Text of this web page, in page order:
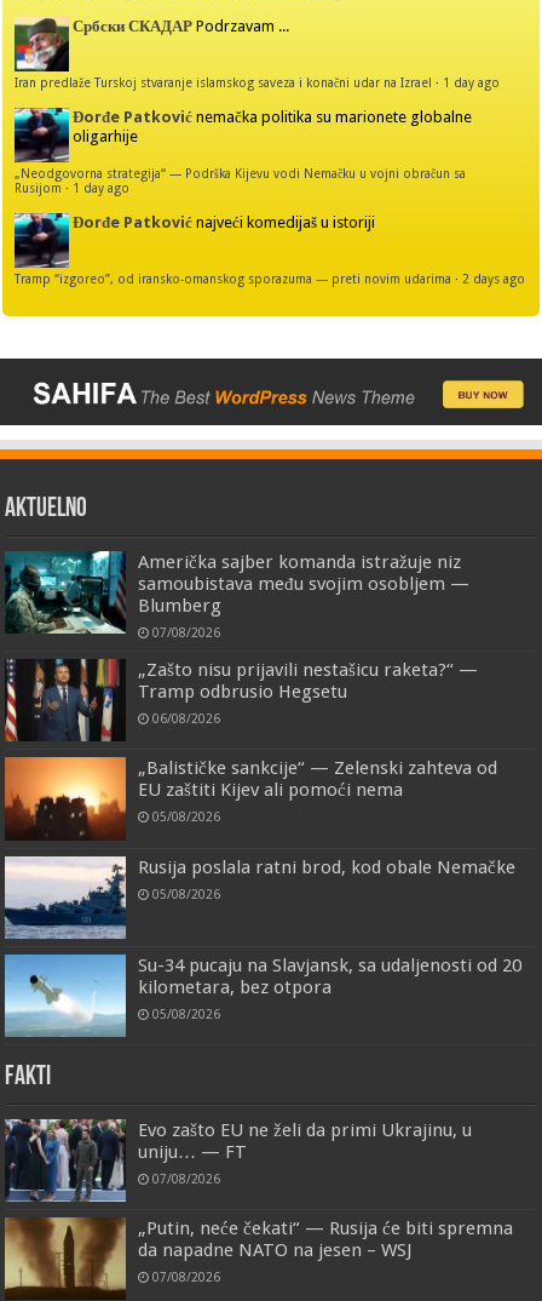
Србски СКАДАР Podrzavam ...
Iran predlaže Turskoj stvaranje islamskog saveza i konačni udar na Izrael · 1 day ago
Đorđe Patković nemačka politika su marionete globalne
oligarhije
„Neodgovorna strategija“ — Podrška Kijevu vodi Nemačku u vojni obračun sa
Rusijom · 1 day ago
Đorđe Patković najveći komedijaš u istoriji
Tramp “izgoreo”, od iransko-omanskog sporazuma — preti novim udarima · 2 days ago
AKTUELNO
Američka sajber komanda istražuje niz
samoubistava među svojim osobljem —
Blumberg
07/08/2026
„Zašto nisu prijavili nestašicu raketa?“ —
Tramp odbrusio Hegsetu
06/08/2026
„Balističke sankcije“ — Zelenski zahteva od
EU zaštiti Kijev ali pomoći nema
05/08/2026
Rusija poslala ratni brod, kod obale Nemačke
05/08/2026
Su-34 pucaju na Slavjansk, sa udaljenosti od 20
kilometara, bez otpora
05/08/2026
FAKTI
Evo zašto EU ne želi da primi Ukrajinu, u
uniju… — FT
07/08/2026
„Putin, neće čekati“ — Rusija će biti spremna
da napadne NATO na jesen – WSJ
07/08/2026